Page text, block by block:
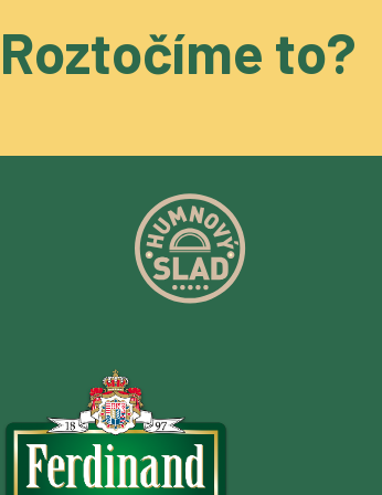
Roztočíme to?